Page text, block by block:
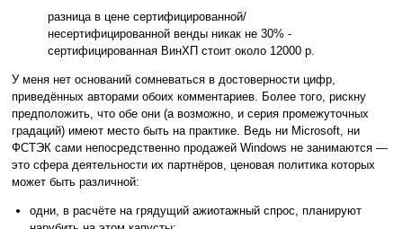
разница в цене сертифицированной/
несертифицированной венды никак не 30% -
сертифицированная ВинХП стоит около 12000 р.
У меня нет оснований сомневаться в достоверности цифр,
приведённых авторами обоих комментариев. Более того, рискну
предположить, что обе они (а возможно, и серия промежуточных
градаций) имеют место быть на практике. Ведь ни Microsoft, ни
ФСТЭК сами непосредственно продажей Windows не занимаются —
это сфера деятельности их партнёров, ценовая политика которых
может быть различной:
одни, в расчёте на грядущий ажиотажный спрос, планируют